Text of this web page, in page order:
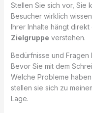
Stellen Sie sich vor, Sie
Besucher wirklich
Ihrer Inhalte hängt
Zielgruppe verstehen.
Bedürfnisse und Fragen
Bevor Sie mit dem
Welche Probleme
stellen sie sich zu
Lage.